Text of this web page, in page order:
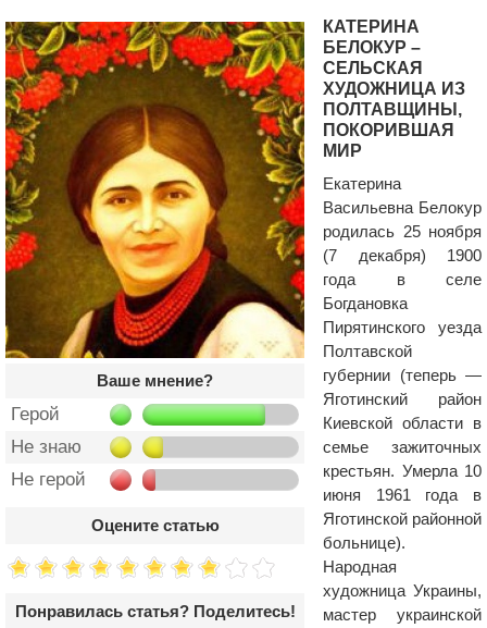
Ваше мнение?
Герой
Не знаю
Не герой
Оцените статью
Понравилась статья? Поделитесь!
КАТЕРИНА
БЕЛОКУР –
СЕЛЬСКАЯ
ХУДОЖНИЦА ИЗ
ПОЛТАВЩИНЫ,
ПОКОРИВШАЯ
МИР
Екатерина
Васильевна Белокур
родилась 25 ноября
(7 декабря) 1900
года в селе
Богдановка
Пирятинского уезда
Полтавской
губернии (теперь —
Яготинский район
Киевской области в
семье зажиточных
крестьян. Умерла 10
июня 1961 года в
Яготинской районной
больнице).
Народная
художница Украины,
мастер украинской